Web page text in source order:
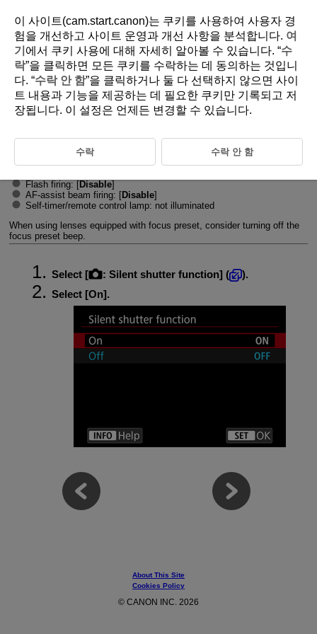
D388-098
Silent Shutter Function
Shutter release sound, focused beep: only headphone output
Flash firing: [Disable]
AF-assist beam firing: [Disable]
Self-timer/remote control lamp: not illuminated
When using lenses equipped with focus preset, consider turning off the
focus preset beep.
Select [ : Silent shutter function] (
).
Select [On].
About This Site
Cookies Policy
© CANON INC. 2026
이 사이트(cam.start.canon)는 쿠키를 사용하여 사용자 경
험을 개선하고 사이트 운영과 개선 사항을 분석합니다. 여
기 에서 쿠키 사용에 대해 자세히 알아볼 수 있습니다. “수
락”을 클릭하면 모든 쿠키를 수락하는 데 동의하는 것입니
다. “수락 안 함”을 클릭하거나 둘 다 선택하지 않으면 사이
트 내용과 기능을 제공하는 데 필요한 쿠키만 기록되고 저
장됩니다. 이 설정은 언제든 변경할 수 있습니다.
수락 수락 안 함